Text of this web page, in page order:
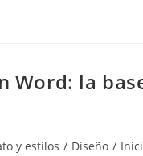
Word: la
y estilos / Diseño /